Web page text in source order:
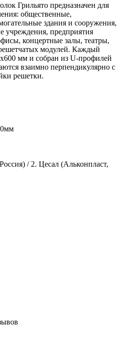
Грильято предназначен для
общественные,
здания и сооружения,
учреждения, предприятия
концертные залы, театры,
модулей. Каждый
мм и собран из U-профилей
взаимно перпендикулярно с
решетки.
/ 2. Цесал (Альконпласт,